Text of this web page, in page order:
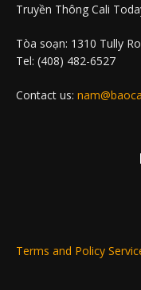
Truyền Thông Cali
Tòa soạn: 1310 Tully
Tel: (408) 482-6527
Contact us:
Terms and Policy